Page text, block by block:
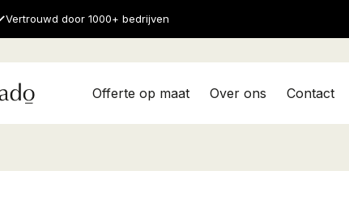
Vertrouwd door 1000+ bedrijven
Offerte op maat Over ons Contact